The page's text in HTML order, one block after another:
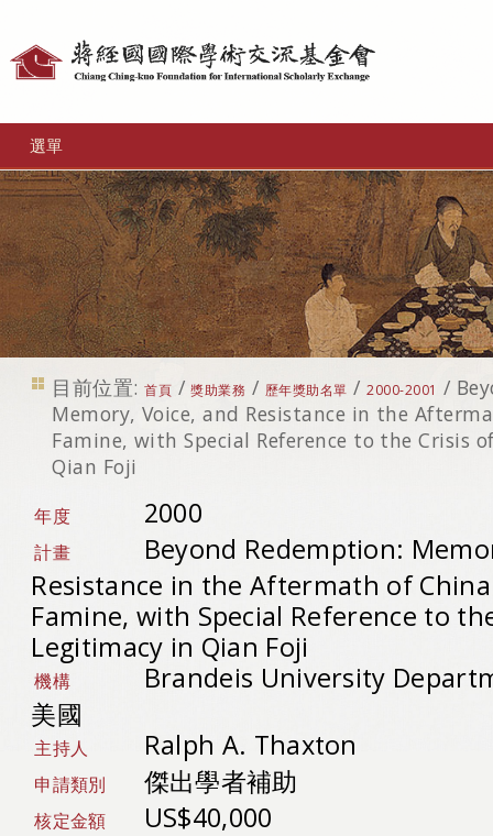
選單
目前位置: 首頁 /獎助業務 / 歷年獎助名單 /2000-2001 /
Memory, Voice, and Resistance in the
Famine, with Special Reference to the Crisis
Qian Foji
年度 2000
計畫
Beyond Redemption:
Resistance in the Aftermath of
Famine, with Special Reference to
Legitimacy in Qian Foji
機構
Brandeis University
美國
主持人 Ralph A. Thaxton
申請類別 傑出學者補助
核定金額 US$40,000